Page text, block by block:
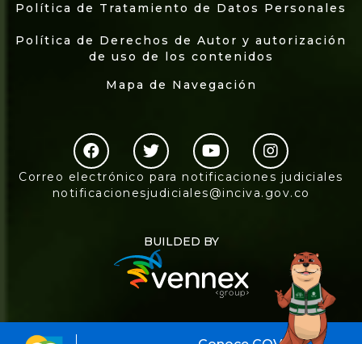
Política de Tratamiento de Datos Personales
Política de Derechos de Autor y autorización
de uso de los contenidos
Mapa de Navegación
Correo electrónico para notificaciones judiciales
notificacionesjudiciales@inciva.gov.co
BUILDED BY